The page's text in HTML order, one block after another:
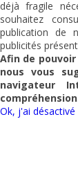
déjà fragile
souhaitez
publication de
publicités
Afin de
nous vous
navigateur
Ok, j'ai